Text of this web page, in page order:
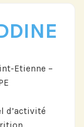
Etienne –
d’activité